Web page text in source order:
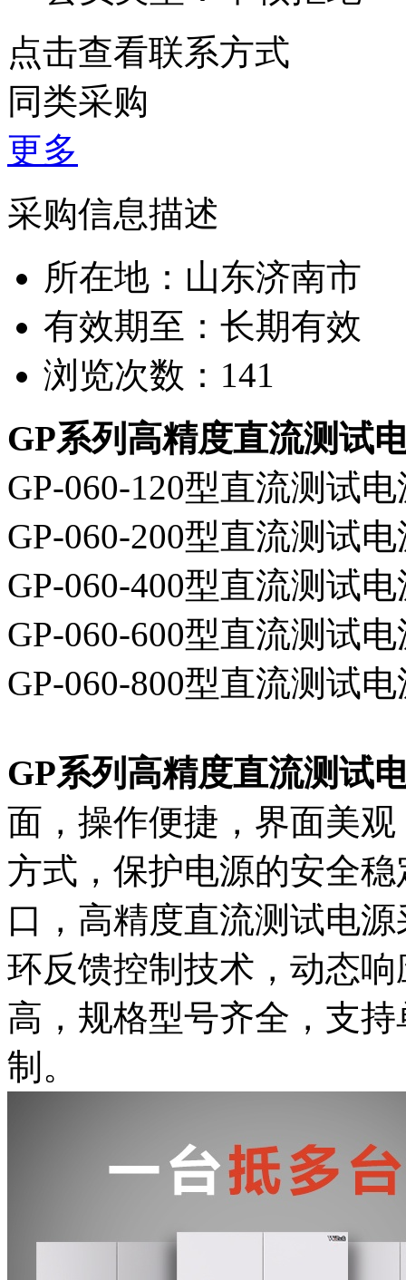
点击查看联系方式
同类采购
更多
采购信息描述
所在地：山东济南市
有效期至：长期有效
浏览次数： 141
GP系列高精度直流测试
GP-060-120型直流测试
GP-060-200型直流测试
GP-060-400型直流测试
GP-060-600型直流测试
GP-060-800型直流测试
GP系列高精度直流测试
面，操作便捷，界面美
方式，保护电源的安全
口，高精度直流测试电
环反馈控制技术，动态
高，规格型号齐全，支
制。